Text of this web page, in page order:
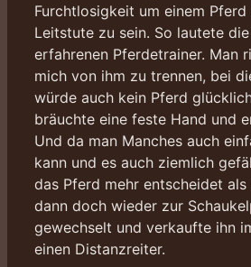
Furchtlosigkeit um einem
Leitstute zu sein. So lautete
erfahrenen Pferdetrainer. Man
mich von ihm zu trennen, bei
würde auch kein Pferd
bräuchte eine feste Hand und
Und da man Manches auch
kann und es auch ziemlich
das Pferd mehr entscheidet
dann doch wieder zur
gewechselt und verkaufte ihn
einen Distanzreiter.